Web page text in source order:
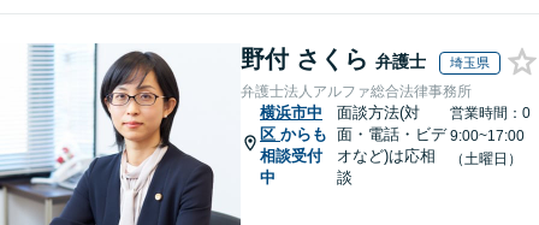
野付 さくら 弁護士 埼玉県
弁護士法人アルファ総合法律事務所
横浜市中
区 からも
相談受付
中
面談方法(対
面・電話・ビデ
オなど)は応相
談
営業時間：0
9:00~17:00
（土曜日）